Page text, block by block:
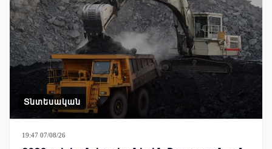
Տնտեսական
19:47 07/08/26